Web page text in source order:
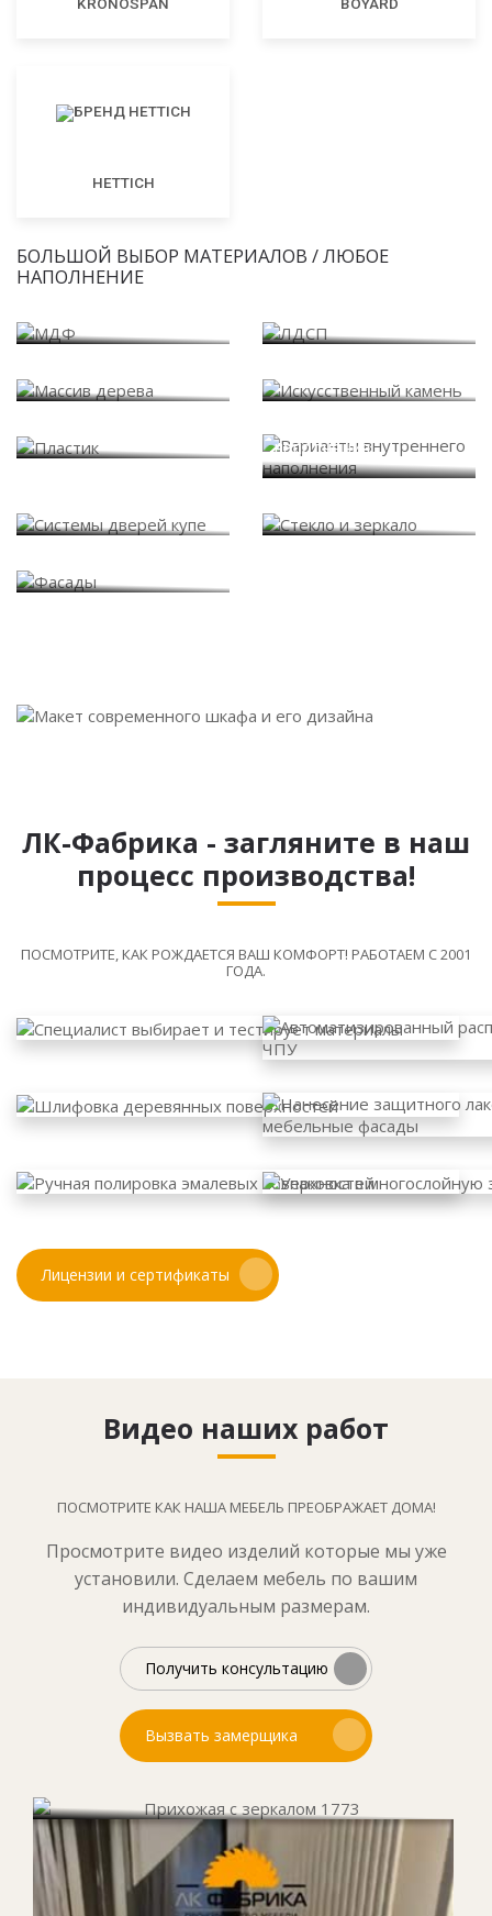
KRONOSPAN BOYARD
HETTICH
БОЛЬШОЙ ВЫБОР МАТЕРИАЛОВ / ЛЮБОЕ
НАПОЛНЕНИЕ
наполнения
ЛК-Фабрика - загляните в наш
процесс производства!
ПОСМОТРИТЕ, КАК РОЖДАЕТСЯ ВАШ КОМФОРТ! РАБОТАЕМ С 2001
ГОДА.
Лицензии и сертификаты
Видео наших работ
ПОСМОТРИТЕ КАК НАША МЕБЕЛЬ ПРЕОБРАЖАЕТ ДОМА!
Просмотрите видео изделий которые мы уже
установили. Сделаем мебель по вашим
индивидуальным размерам.
Получить консультацию
Вызвать замерщика